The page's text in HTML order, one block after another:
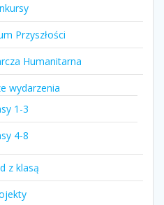
Przyszłości
Humanitarna
wydarzenia
1-3
4-8
z klasą